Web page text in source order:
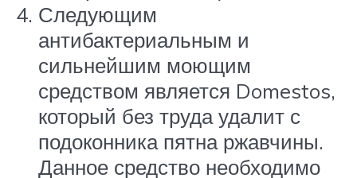
Следующим
антибактериальным и
сильнейшим моющим
средством является Domestos,
который без труда удалит с
подоконника пятна ржавчины.
Данное средство необходимо